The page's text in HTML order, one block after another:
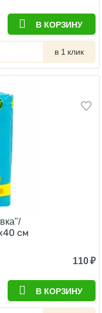
В КОРЗИНУ
в 1 клик
см
110₽
В КОРЗИНУ